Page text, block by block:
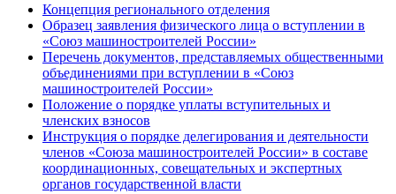
Концепция регионального отделения
Образец заявления физического лица о вступлении в
«Союз машиностроителей России»
Перечень документов, представляемых общественными
объединениями при вступлении в «Союз
машиностроителей России»
Положение о порядке уплаты вступительных и
членских взносов
Инструкция о порядке делегирования и деятельности
членов «Союза машиностроителей России» в составе
координационных, совещательных и экспертных
органов государственной власти